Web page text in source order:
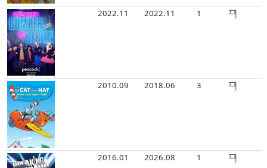
2022.11 2022.11 1
2010.09 2018.06 3
2016.01 2026.08 1